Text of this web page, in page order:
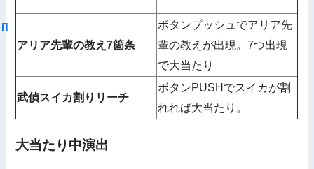
アリア先輩の教え7箇条
ボタンプッシュでアリア先
輩の教えが出現。7つ出現
で大当たり
武偵スイカ割りリーチ
ボタンPUSHでスイカが割
れれば大当たり。
大当たり中演出